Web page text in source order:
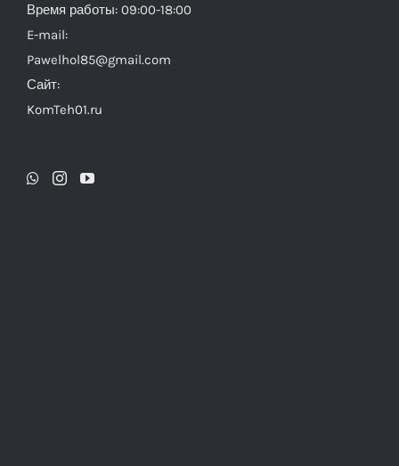
Время работы: 09:00-18:00
E-mail:
Pawelhol85@gmail.com
Сайт:
KomTeh01.ru